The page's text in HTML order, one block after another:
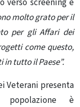
molto grato per il
per gli Affari dei
come questo,
in tutto il Paese”.
Veterani presenta
è